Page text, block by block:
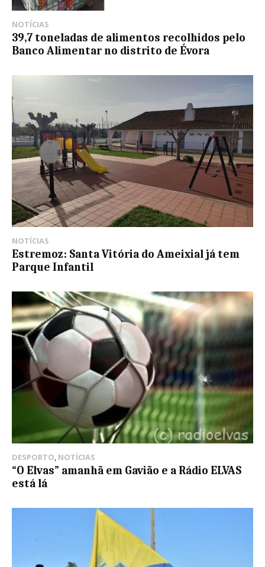
NOTÍCIAS
39,7 toneladas de alimentos recolhidos pelo
Banco Alimentar no distrito de Évora
NOTÍCIAS
Estremoz: Santa Vitória do Ameixial já tem
Parque Infantil
DESPORTO, NOTÍCIAS
“O Elvas” amanhã em Gavião e a Rádio ELVAS
está lá